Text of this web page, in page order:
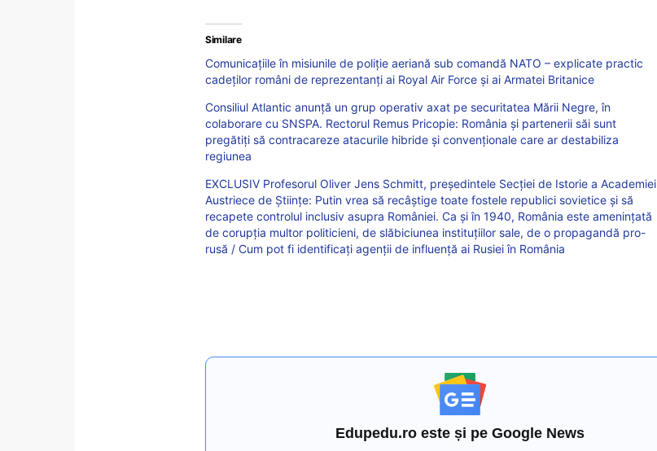
Similare
Comunicațiile în misiunile de poliție aeriană sub comandă NATO – explicate practic
cadeților români de reprezentanți ai Royal Air Force și ai Armatei Britanice
Consiliul Atlantic anunță un grup operativ axat pe securitatea Mării Negre, în
colaborare cu SNSPA. Rectorul Remus Pricopie: România și partenerii săi sunt
pregătiți să contracareze atacurile hibride și convenționale care ar destabiliza
regiunea
EXCLUSIV Profesorul Oliver Jens Schmitt, președintele Secției de Istorie a Academiei
Austriece de Științe: Putin vrea să recâștige toate fostele republici sovietice și să
recapete controlul inclusiv asupra României. Ca și în 1940, România este amenințată
de corupția multor politicieni, de slăbiciunea instituțiilor sale, de o propagandă pro-
rusă / Cum pot fi identificați agenții de influență ai Rusiei în România
Edupedu.ro este și pe Google News